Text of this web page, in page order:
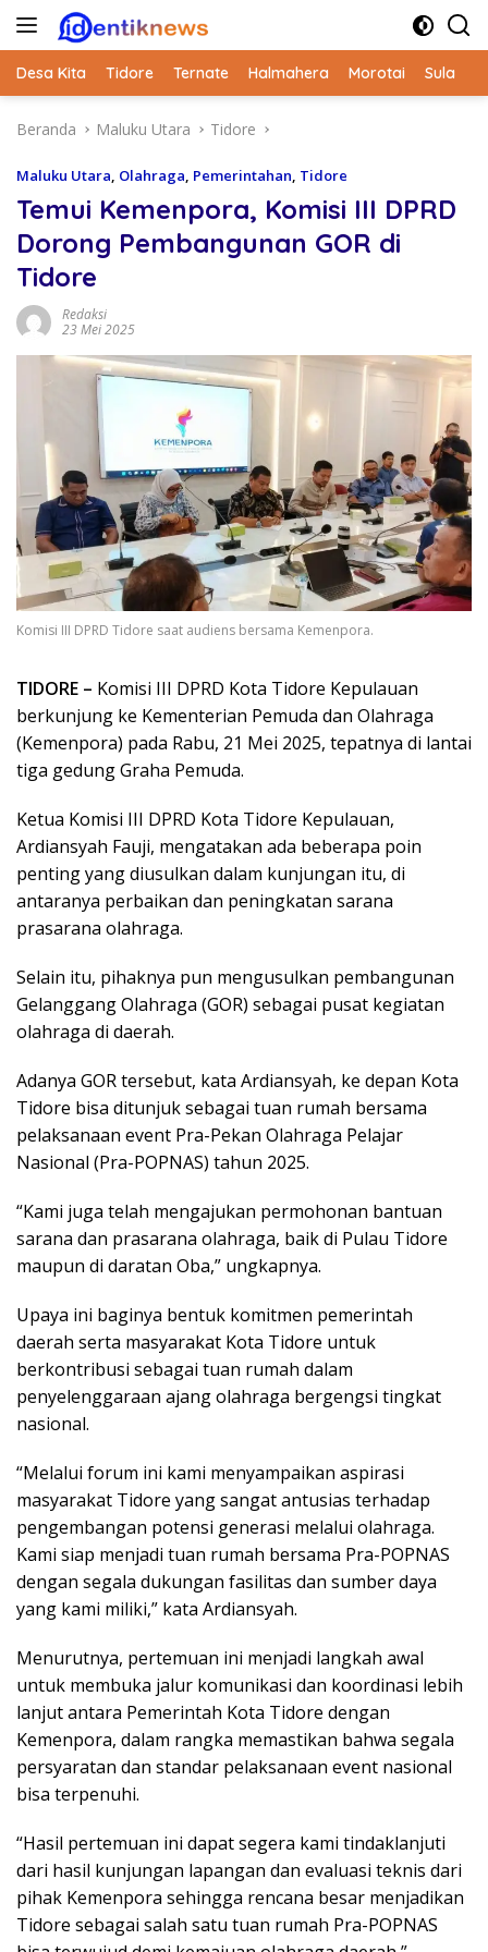
Langsung
Desa Kita Tidore Ternate Halmahera Morotai Sula
Beranda Maluku Utara Tidore
Maluku Utara, Olahraga, Pemerintahan, Tidore
Temui Kemenpora, Komisi III DPRD
Dorong Pembangunan GOR di
Tidore
Redaksi
23 Mei 2025
Komisi III DPRD Tidore saat audiens bersama Kemenpora.
TIDORE – Komisi III DPRD Kota Tidore Kepulauan
berkunjung ke Kementerian Pemuda dan Olahraga
(Kemenpora) pada Rabu, 21 Mei 2025, tepatnya di lantai
tiga gedung Graha Pemuda.
Ketua Komisi III DPRD Kota Tidore Kepulauan,
Ardiansyah Fauji, mengatakan ada beberapa poin
penting yang diusulkan dalam kunjungan itu, di
antaranya perbaikan dan peningkatan sarana
prasarana olahraga.
Selain itu, pihaknya pun mengusulkan pembangunan
Gelanggang Olahraga (GOR) sebagai pusat kegiatan
olahraga di daerah.
Adanya GOR tersebut, kata Ardiansyah, ke depan Kota
Tidore bisa ditunjuk sebagai tuan rumah bersama
pelaksanaan event Pra-Pekan Olahraga Pelajar
Nasional (Pra-POPNAS) tahun 2025.
“Kami juga telah mengajukan permohonan bantuan
sarana dan prasarana olahraga, baik di Pulau Tidore
maupun di daratan Oba,” ungkapnya.
Upaya ini baginya bentuk komitmen pemerintah
daerah serta masyarakat Kota Tidore untuk
berkontribusi sebagai tuan rumah dalam
penyelenggaraan ajang olahraga bergengsi tingkat
nasional.
“Melalui forum ini kami menyampaikan aspirasi
masyarakat Tidore yang sangat antusias terhadap
pengembangan potensi generasi melalui olahraga.
Kami siap menjadi tuan rumah bersama Pra-POPNAS
dengan segala dukungan fasilitas dan sumber daya
yang kami miliki,” kata Ardiansyah.
Menurutnya, pertemuan ini menjadi langkah awal
untuk membuka jalur komunikasi dan koordinasi lebih
lanjut antara Pemerintah Kota Tidore dengan
Kemenpora, dalam rangka memastikan bahwa segala
persyaratan dan standar pelaksanaan event nasional
bisa terpenuhi.
“Hasil pertemuan ini dapat segera kami tindaklanjuti
dari hasil kunjungan lapangan dan evaluasi teknis dari
pihak Kemenpora sehingga rencana besar menjadikan
Tidore sebagai salah satu tuan rumah Pra-POPNAS